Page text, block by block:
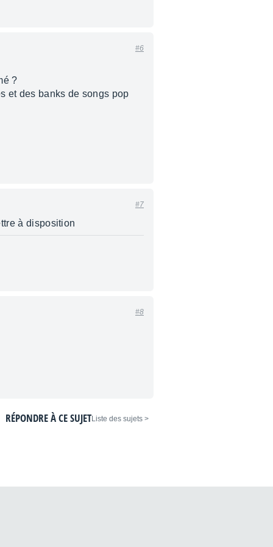
#6
?
et des banks de songs pop
#7
à disposition
#8
< Liste des sujets
RÉPONDRE À CE SUJET